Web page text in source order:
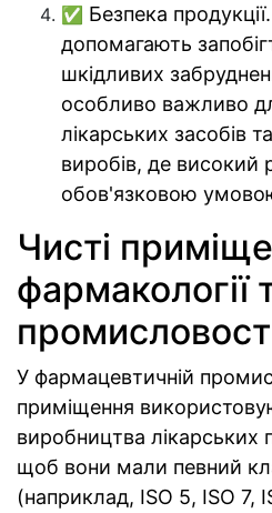
✅ Безпека
допомагають
шкідливих
особливо важливо
лікарських засобів
виробів, де високий
обов'язковою
Чисті
фармакології
У фармацевтичній
приміщення
виробництва лікарських
щоб вони мали певний
(наприклад, ISO 5, ISO 7,